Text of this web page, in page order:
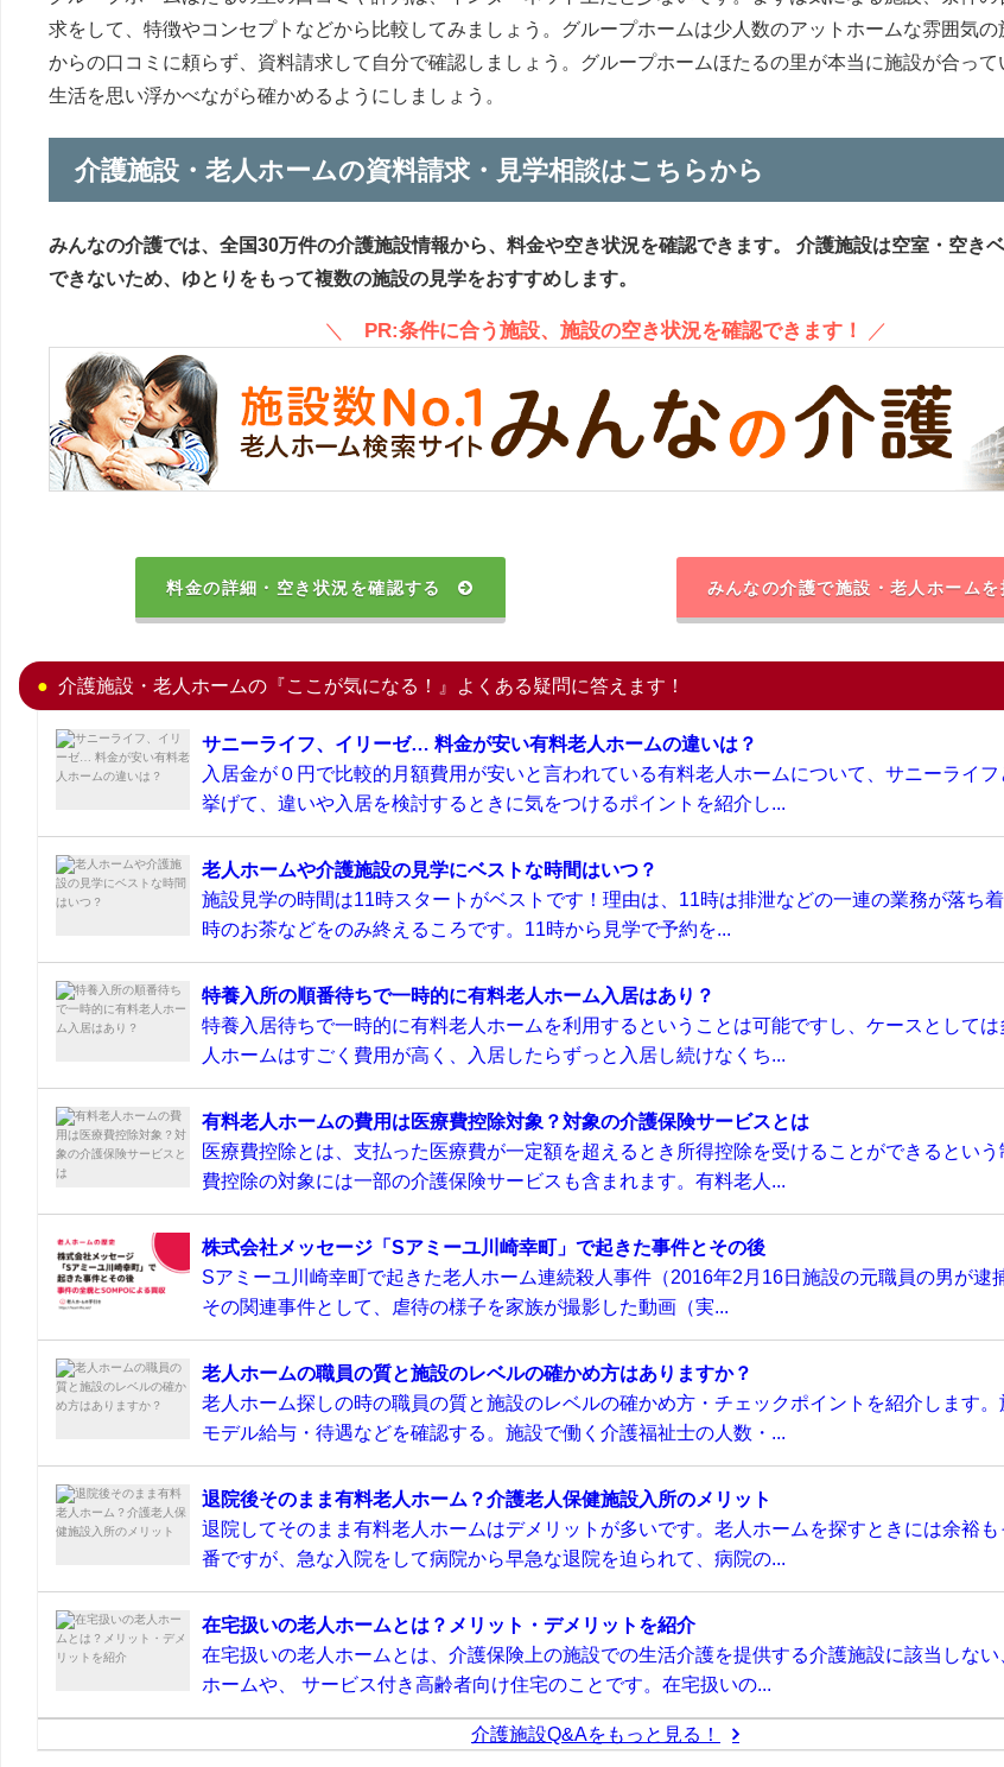
求をして、特徴やコンセプトなどから比較してみましょう。グループホームは少人数のアットホームな雰囲気の
からの口コミに頼らず、資料請求して自分で確認しましょう。グループホームほたるの里が本当に施設が合っ
生活を思い浮かべながら確かめるようにしましょう。
介護施設・老人ホームの資料請求・見学相談はこちらから
みんなの介護では、全国30万件の介護施設情報から、料金や空き状況を確認できます。
介護施設は空室・空き
できないため、ゆとりをもって複数の施設の見学をおすすめします。
＼ PR:条件に合う施設、施設の空き状況を確認できます！ ／
料金の詳細・空き状況を確認する みんなの介護で施設・老人ホームを
介護施設・老人ホームの『ここが気になる！』よくある疑問に答えます！
サニーライフ、イリーゼ… 料金が安い有料老人ホームの違いは？
入居金が０円で比較的月額費用が安いと言われている有料老人ホームについて、サニーライ
挙げて、違いや入居を検討するときに気をつけるポイントを紹介し...
老人ホームや介護施設の見学にベストな時間はいつ？
施設見学の時間は11時スタートがベストです！理由は、11時は排泄などの一連の業務が落ち
時のお茶などをのみ終えるころです。11時から見学で予約を...
特養入所の順番待ちで一時的に有料老人ホーム入居はあり？
特養入居待ちで一時的に有料老人ホームを利用するということは可能ですし、ケースとして
人ホームはすごく費用が高く、入居したらずっと入居し続けなくち...
有料老人ホームの費用は医療費控除対象？対象の介護保険サービスとは
医療費控除とは、支払った医療費が一定額を超えるとき所得控除を受けることができるとい
費控除の対象には一部の介護保険サービスも含まれます。有料老人...
株式会社メッセージ「Sアミーユ川崎幸町」で起きた事件とその後
Sアミーユ川崎幸町で起きた老人ホーム連続殺人事件（2016年2月16日施設の元職員の男が逮
その関連事件として、虐待の様子を家族が撮影した動画（実...
老人ホームの職員の質と施設のレベルの確かめ方はありますか？
老人ホーム探しの時の職員の質と施設のレベルの確かめ方・チェックポイントを紹介します。
モデル給与・待遇などを確認する。施設で働く介護福祉士の人数・...
退院後そのまま有料老人ホーム？介護老人保健施設入所のメリット
退院してそのまま有料老人ホームはデメリットが多いです。老人ホームを探すときには余裕
番ですが、急な入院をして病院から早急な退院を迫られて、病院の...
在宅扱いの老人ホームとは？メリット・デメリットを紹介
在宅扱いの老人ホームとは、介護保険上の施設での生活介護を提供する介護施設に該当しない
ホームや、 サービス付き高齢者向け住宅のことです。在宅扱いの...
介護施設Q&Aをもっと見る！